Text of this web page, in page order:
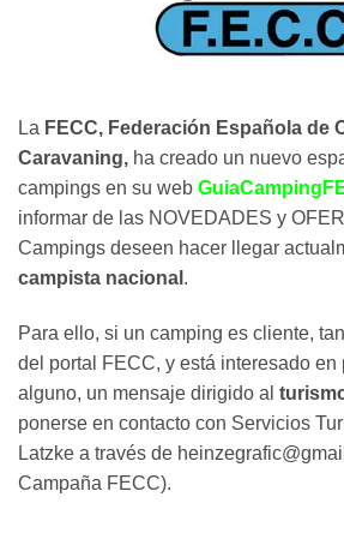
La FECC, Federación Española de
Caravaning, ha creado un nuevo
campings en su web
informar de las NOVEDADES y
Campings deseen hacer llegar
campista nacional .
Para ello, si un camping es cliente,
del portal FECC, y está interesado en
alguno, un mensaje dirigido al
ponerse en contacto con Servicios
Latzke a través de
Campaña FECC).